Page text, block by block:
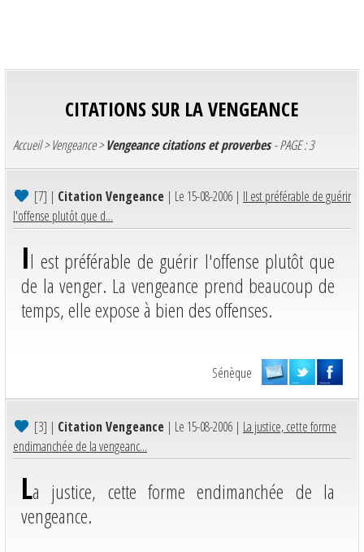
CITATIONS SUR LA VENGEANCE
Accueil>Vengeance>Vengeance citations et proverbes- PAGE : 3
[7] | Citation Vengeance | Le 15-08-2006 | Il est préférable de guérir
l'offense plutôt que d...
Il est préférable de guérir l'offense plutôt que
de la venger. La vengeance prend beaucoup de
temps, elle expose à bien des offenses.
Sénèque
[3] | Citation Vengeance | Le 15-08-2006 | La justice, cette forme
endimanchée de la vengeanc...
La justice, cette forme endimanchée de la
vengeance.